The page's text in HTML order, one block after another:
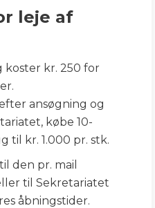
leje af
kr. 250 for
ansøgning og
købe 10-
til kr. 1.000 pr. stk.
den pr. mail
til Sekretariatet
åbningstider.